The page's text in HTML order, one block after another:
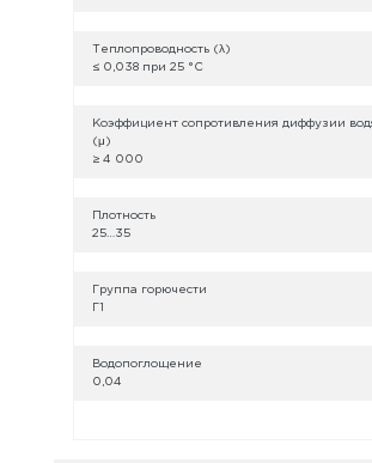
Теплопроводность (λ)
≤ 0,038 при 25 °С
Коэффициент сопротивления диффузии
(μ)
≥ 4 000
Плотность
25…35
Группа горючести
Водопоглощение
0,04